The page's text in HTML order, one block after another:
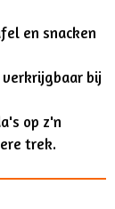
en snacken
bij
op z'n
trek.